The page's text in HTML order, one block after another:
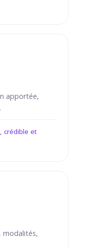
apportée,
crédible et
modalités,